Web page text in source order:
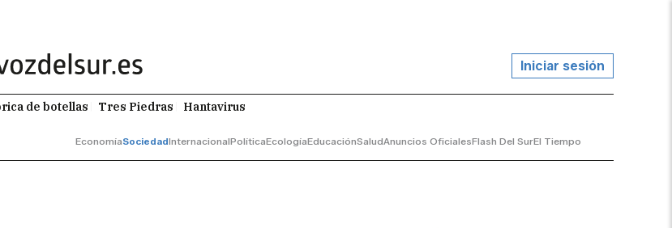
Iniciar sesión
de botellas Tres Piedras Hantavirus
EconomíaSociedadInternacionalPolíticaEcologíaEducaciónSaludAnuncios OficialesFlash Del SurEl Tiempo